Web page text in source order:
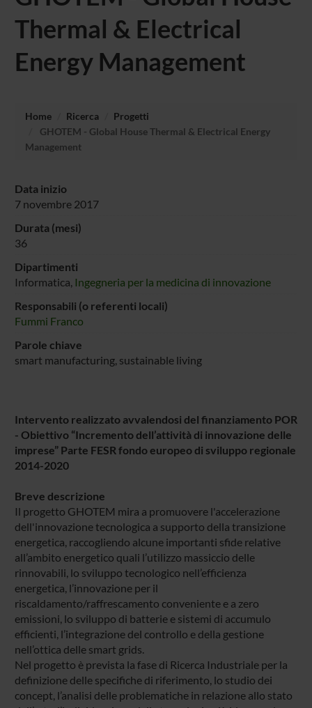
Thermal & Electrical
Energy Management
Home Ricerca
Progetti
GHOTEM - Global House Thermal & Electrical Energy
Management
Data inizio
7 novembre 2017
Durata (mesi)
36
Dipartimenti
Informatica, Ingegneria per la medicina di innovazione
Responsabili (o referenti locali)
Fummi Franco
Parole chiave
smart manufacturing, sustainable living
Intervento realizzato avvalendosi del finanziamento POR
- Obiettivo “Incremento dell’attività di innovazione delle
imprese” Parte FESR fondo europeo di sviluppo regionale
2014-2020
Breve descrizione
Il progetto GHOTEM mira a promuovere l'accelerazione
dell'innovazione tecnologica a supporto della transizione
energetica, raccogliendo alcune importanti sfide relative
all’ambito energetico quali l’utilizzo massiccio delle
rinnovabili, lo sviluppo tecnologico nell’efficienza
energetica, l’innovazione per il
riscaldamento/raffrescamento conveniente e a zero
emissioni, lo sviluppo di batterie e sistemi di accumulo
efficienti, l’integrazione del controllo e della gestione
nell’ottica delle smart grids.
Nel progetto è prevista la fase di Ricerca Industriale per la
definizione delle specifiche di riferimento, lo studio dei
concept, l’analisi delle problematiche in relazione allo stato